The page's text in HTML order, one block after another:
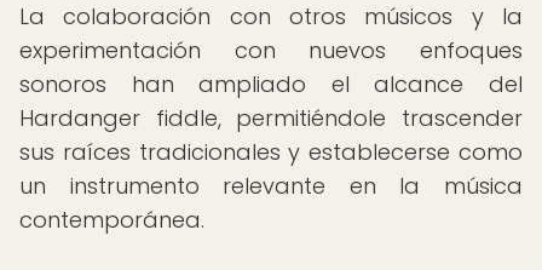
La colaboración con otros músicos y la
experimentación con nuevos enfoques
sonoros han ampliado el alcance del
Hardanger fiddle, permitiéndole trascender
sus raíces tradicionales y establecerse como
un instrumento relevante en la música
contemporánea.